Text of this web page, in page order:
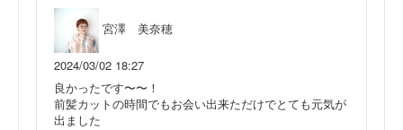
宮澤 美奈穂
2024/03/02 18:27
良かったです〜〜！
前髪カットの時間でもお会い出来ただけでとても元気が
出ました